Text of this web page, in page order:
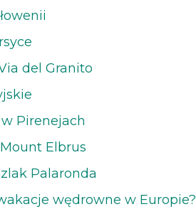
del Granito
w Pirenejach
Elbrus
Palaronda
wędrowne w Europie?